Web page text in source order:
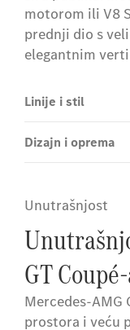
motorom ili V8
prednji dio s
elegantnim
Linije i stil
Dizajn i oprema
Unutrašnjost
GT
Mercedes-AMG
prostora i veću